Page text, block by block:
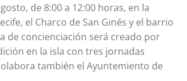
de 8:00 a 12:00 horas, en la
el Charco de San Ginés y el barrio
de concienciación será creado por
en la isla con tres jornadas
también el Ayuntemiento de